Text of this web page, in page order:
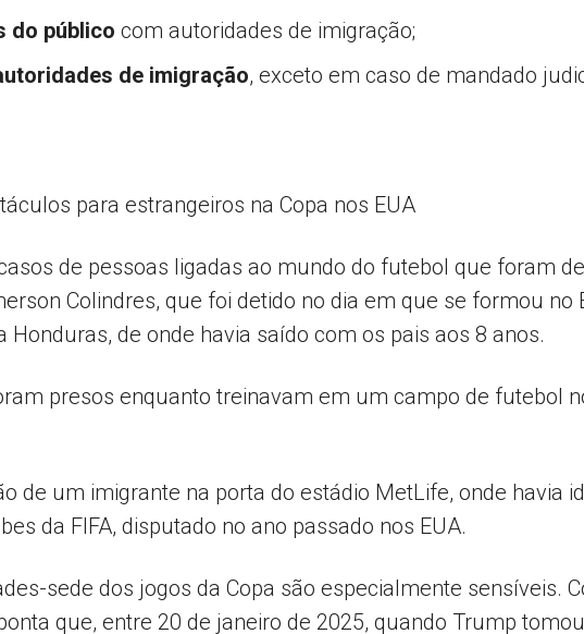
do público com autoridades de imigração;
de imigração, exceto em caso de mandado
para estrangeiros na Copa nos EUA
de pessoas ligadas ao mundo do futebol que foram
Colindres, que foi detido no dia em que se formou no
de onde havia saído com os pais aos 8 anos.
presos enquanto treinavam em um campo de futebol
de um imigrante na porta do estádio MetLife, onde havia
da FIFA, disputado no ano passado nos EUA.
sede dos jogos da Copa são especialmente sensíveis.
que, entre 20 de janeiro de 2025, quando Trump